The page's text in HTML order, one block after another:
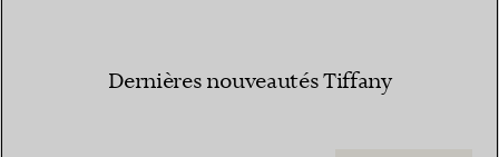
Dernières nouveautés Tiffany